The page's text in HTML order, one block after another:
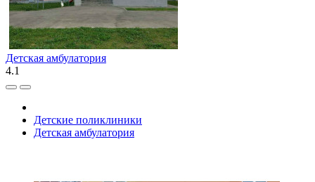
Детская амбулатория
4.1
Детские поликлиники
Детская амбулатория